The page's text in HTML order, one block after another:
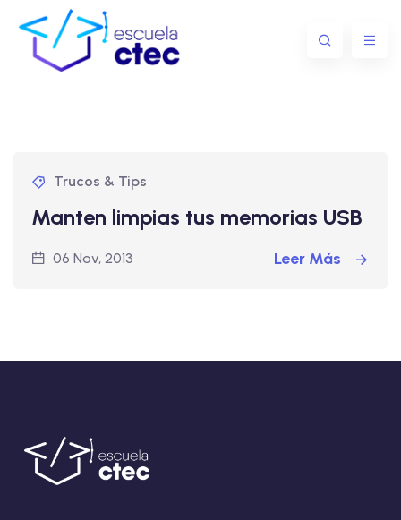
Trucos & Tips
Manten limpias tus memorias USB
06 Nov, 2013 Leer Más